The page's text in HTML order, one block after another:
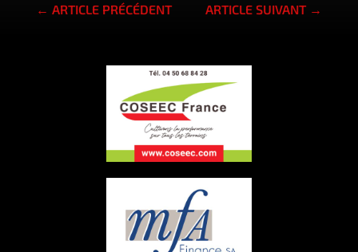
← ARTICLE PRÉCÉDENT ARTICLE SUIVANT→